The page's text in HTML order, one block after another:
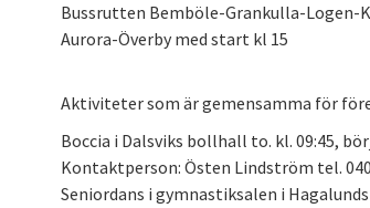
Bussrutten Bemböle-Grankulla-Logen-
Aurora-Överby med start kl 15
Aktiviteter som är gemensamma för
Boccia i Dalsviks bollhall to. kl. 09:45,
Kontaktperson: Östen Lindström tel.
Seniordans i gymnastiksalen i